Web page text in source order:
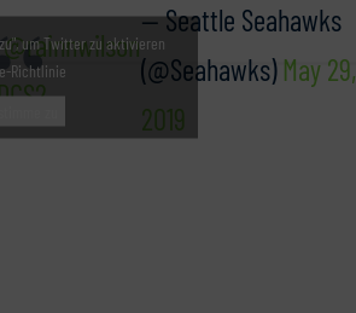
@rainnwilson
— Seattle Seahawks
(@Seahawks) May 29,
2019
um Twitter zu aktivieren
Richtlinie